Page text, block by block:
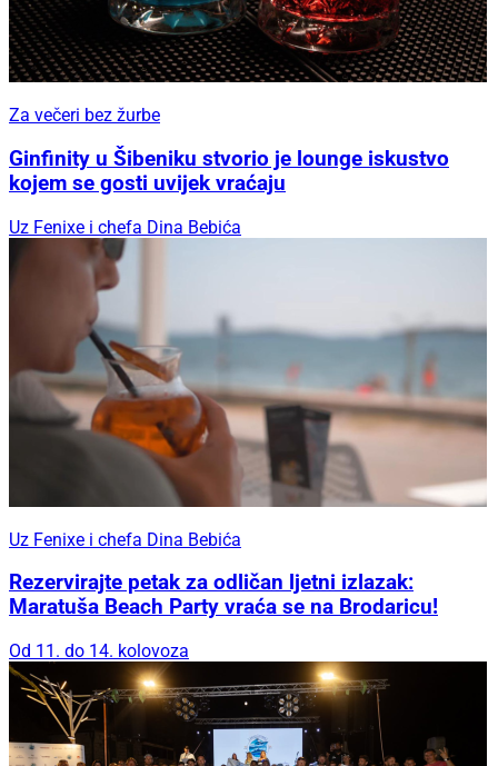
Za večeri bez žurbe
Ginfinity u Šibeniku stvorio je lounge iskustvo
kojem se gosti uvijek vraćaju
Uz Fenixe i chefa Dina Bebića
Uz Fenixe i chefa Dina Bebića
Rezervirajte petak za odličan ljetni izlazak:
Maratuša Beach Party vraća se na Brodaricu!
Od 11. do 14. kolovoza